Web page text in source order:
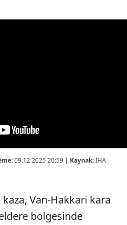
09.12.2025 20:59 | Kaynak:İHA
Van-Hakkari kara
bölgesinde